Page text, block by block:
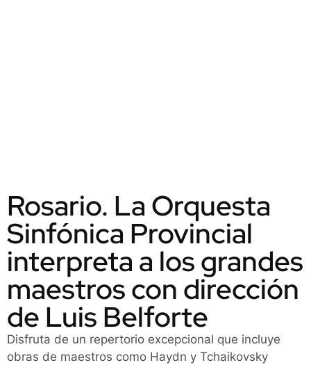
Rosario. La Orquesta
Sinfónica Provincial
interpreta a los grandes
maestros con dirección
de Luis Belforte
Disfruta de un repertorio excepcional que incluye
obras de maestros como Haydn y Tchaikovsky